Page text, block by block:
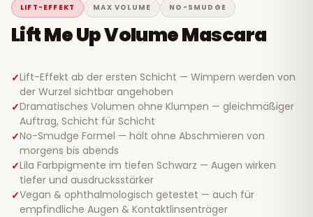
LIFT-EFFEKT MAX VOLUME NO-SMUDGE
Lift Me Up Volume Mascara
Lift-Effekt ab der ersten Schicht — Wimpern werden von
der Wurzel sichtbar angehoben
Dramatisches Volumen ohne Klumpen — gleichmäßiger
Auftrag, Schicht für Schicht
No-Smudge Formel — hält ohne Abschmieren von
morgens bis abends
Lila Farbpigmente im tiefen Schwarz — Augen wirken
tiefer und ausdrucksstärker
Vegan & ophthalmologisch getestet — auch für
empfindliche Augen & Kontaktlinsenträger